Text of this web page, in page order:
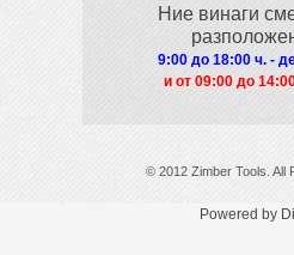
Ние винаги
9:00 до 18:00 ч. -
и от 09:00 до
© 2012 Zimber Tools. All
Powered by